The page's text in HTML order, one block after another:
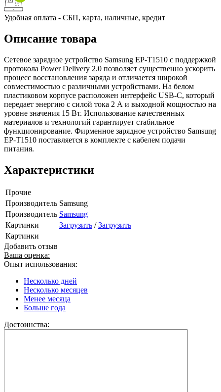
Удобная оплата - СБП, карта, наличные, кредит
Описание товара
Сетевое зарядное устройство Samsung EP-T1510 с поддержкой
протокола Power Delivery 2.0 позволяет существенно ускорить
процесс восстановления заряда и отличается широкой
совместимостью с различными устройствами. На белом
пластиковом корпусе расположен интерфейс USB-C, который
передает энергию с силой тока 2 А и выходной мощностью на
уровне значения 15 Вт. Использование качественных
материалов и технологий гарантирует стабильное
функционирование. Фирменное зарядное устройство Samsung
EP-T1510 поставляется в комплекте с кабелем подачи
питания.
Характеристики
Прочие
Производитель Samsung
Производитель Samsung
Картинки
Загрузить /Загрузить
Картинки
Добавить отзыв
Ваша оценка:
Опыт использования:
Несколько дней
Несколько месяцев
Менее месяца
Больше года
Достоинства: